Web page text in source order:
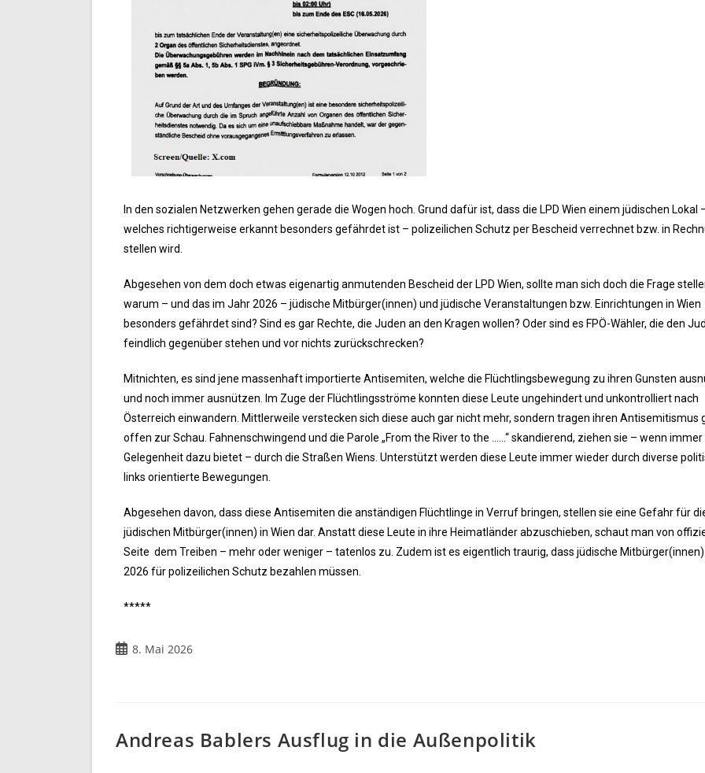
In den sozialen Netzwerken gehen gerade die Wogen hoch. Grund dafür ist, dass die LPD Wien einem jüdischen Lokal
welches richtigerweise erkannt besonders gefährdet ist – polizeilichen Schutz per Bescheid verrechnet bzw. in
stellen wird.
Abgesehen von dem doch etwas eigenartig anmutenden Bescheid der LPD Wien, sollte man sich doch die Frage
warum – und das im Jahr 2026 – jüdische Mitbürger(innen) und jüdische Veranstaltungen bzw. Einrichtungen in Wien
besonders gefährdet sind? Sind es gar Rechte, die Juden an den Kragen wollen? Oder sind es FPÖ-Wähler, die den
feindlich gegenüber stehen und vor nichts zurückschrecken?
Mitnichten, es sind jene massenhaft importierte Antisemiten, welche die Flüchtlingsbewegung zu ihren Gunsten
und noch immer ausnützen. Im Zuge der Flüchtlingsströme konnten diese Leute ungehindert und unkontrolliert nach
Österreich einwandern. Mittlerweile verstecken sich diese auch gar nicht mehr, sondern tragen ihren Antisemitismus
offen zur Schau. Fahnenschwingend und die Parole „From the River to the ……“ skandierend, ziehen sie – wenn immer
Gelegenheit dazu bietet – durch die Straßen Wiens. Unterstützt werden diese Leute immer wieder durch diverse
links orientierte Bewegungen.
Abgesehen davon, dass diese Antisemiten die anständigen Flüchtlinge in Verruf bringen, stellen sie eine Gefahr für
jüdischen Mitbürger(innen) in Wien dar. Anstatt diese Leute in ihre Heimatländer abzuschieben, schaut man von
Seite dem Treiben – mehr oder weniger – tatenlos zu. Zudem ist es eigentlich traurig, dass jüdische
2026 für polizeilichen Schutz bezahlen müssen.
*****
8. Mai 2026
Andreas Bablers Ausflug in die Außenpolitik